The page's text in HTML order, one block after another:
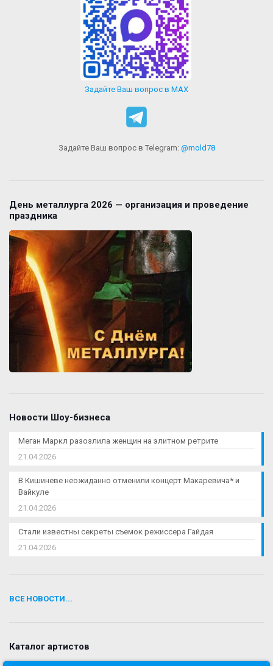
Задайте Ваш вопрос в MAX
Задайте Ваш вопрос в Telegram: @mold78
День металлурга 2026 — организация и проведение
праздника
Новости Шоу-бизнеса
Меган Маркл разозлила женщин на элитном ретрите
21.04.2026
В Кишиневе неожиданно отменили концерт Макаревича* и
Вайкуле
21.04.2026
Стали известны секреты съемок режиссера Гайдая
21.04.2026
ВСЕ НОВОСТИ...
Каталог артистов